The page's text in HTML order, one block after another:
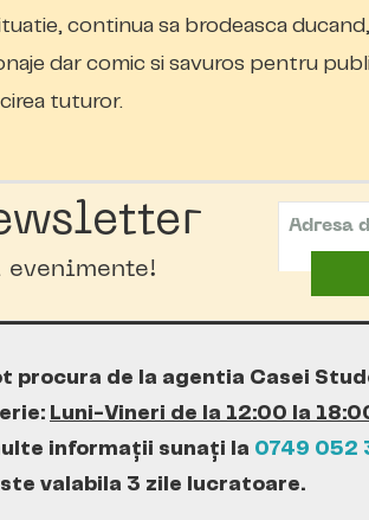
continua sa brodeasca
dar comic si savuros pentru
tuturor.
procura de la agentia Casei
Luni-Vineri de la 12:00 la
informații sunați la 0749 052
valabila 3 zile lucratoare.